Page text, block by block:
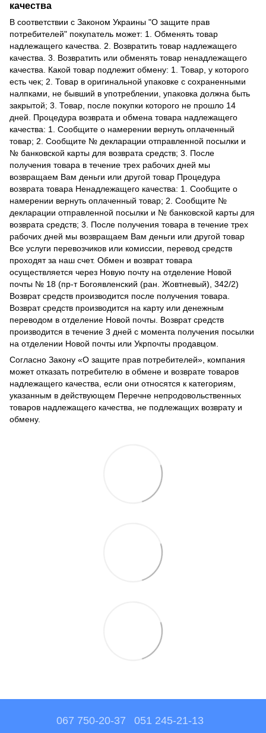
качества
В соответствии с Законом Украины "О защите прав
потребителей" покупатель может: 1. Обменять товар
надлежащего качества. 2. Возвратить товар надлежащего
качества. 3. Возвратить или обменять товар ненадлежащего
качества. Какой товар подлежит обмену: 1. Товар, у которого
есть чек; 2. Товар в оригинальной упаковке с сохраненными
налпками, не бывший в употреблении, упаковка должна быть
закрытой; 3. Товар, после покупки которого не прошло 14
дней. Процедура возврата и обмена товара надлежащего
качества: 1. Сообщите о намерении вернуть оплаченный
товар; 2. Сообщите № декларации отправленной посылки и
№ банковской карты для возврата средств; 3. После
получения товара в течение трех рабочих дней мы
возвращаем Вам деньги или другой товар Процедура
возврата товара Ненадлежащего качества: 1. Сообщите о
намерении вернуть оплаченный товар; 2. Сообщите №
декларации отправленной посылки и № банковской карты для
возврата средств; 3. После получения товара в течение трех
рабочих дней мы возвращаем Вам деньги или другой товар
Все услуги перевозчиков или комиссии, перевод средств
проходят за наш счет. Обмен и возврат товара
осуществляется через Новую почту на отделение Новой
почты № 18 (пр-т Богоявленский (ран. Жовтневый), 342/2)
Возврат средств производится после получения товара.
Возврат средств производится на карту или денежным
переводом в отделение Новой почты. Возврат средств
производится в течение 3 дней с момента получения посылки
на отделении Новой почты или Укрпочты продавцом.
Согласно Закону «О защите прав потребителей» , компания
может отказать потребителю в обмене и возврате товаров
надлежащего качества, если они относятся к категориям,
указанным в действующем Перечне непродовольственных
товаров надлежащего качества, не подлежащих возврату и
обмену.
067 750-20-37 051 245-21-13